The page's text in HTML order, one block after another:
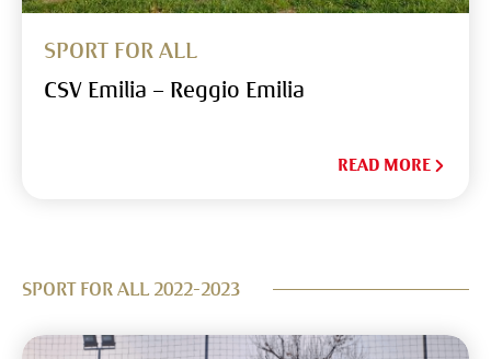
SPORT FOR ALL
CSV Emilia – Reggio Emilia
READ MORE
SPORT FOR ALL 2022-2023